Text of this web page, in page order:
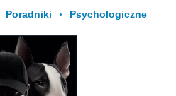
Poradniki › Psychologiczne